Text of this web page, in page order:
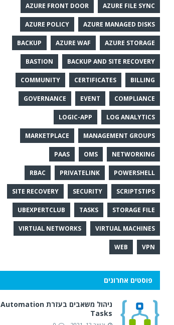
AZURE FILE SYNC
AZURE FRONT DOOR
AZURE MANAGED DISKS
AZURE POLICY
AZURE STORAGE
AZURE WAF
BACKUP
BACKUP AND SITE RECOVERY
BASTION
BILLING
CERTIFICATES
COMMUNITY
COMPLIANCE
EVENT
GOVERNANCE
LOG ANALYTICS
LOGIC-APP
MANAGEMENT GROUPS
MARKETPLACE
NETWORKING
OMS
PAAS
POWERSHELL
PRIVATELINK
RBAC
SCRIPTSTIPS
SECURITY
SITE RECOVERY
STORAGE FILE
TASKS
UBEXPERTCLUB
VIRTUAL MACHINES
VIRTUAL NETWORKS
VPN
WEB
פוסטים אחרונים
ניהול משאבים בעזרת Automation
Tasks